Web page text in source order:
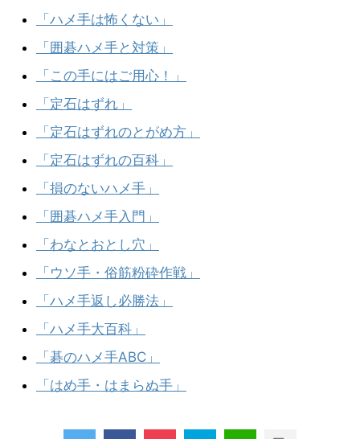
「ハメ手は怖くない」
「囲碁ハメ手と対策」
「この手にはご用心！」
「定石はずれ」
「定石はずれのとがめ方」
「定石はずれの百科」
「損のないハメ手」
「囲碁ハメ手入門」
「わなとおとし穴」
「ウソ手・俗筋粉砕作戦」
「ハメ手返し必勝法」
「ハメ手大百科」
「碁のハメ手ABC」
「はめ手・はまらぬ手」